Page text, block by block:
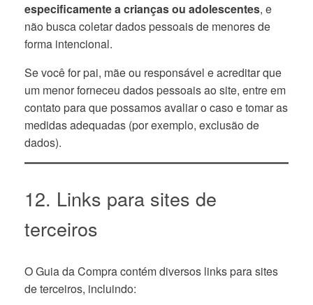
especificamente a crianças ou adolescentes, e
não busca coletar dados pessoais de menores de
forma intencional.
Se você for pai, mãe ou responsável e acreditar que
um menor forneceu dados pessoais ao site, entre em
contato para que possamos avaliar o caso e tomar as
medidas adequadas (por exemplo, exclusão de
dados).
12. Links para sites de
terceiros
O Guia da Compra contém diversos links para sites
de terceiros, incluindo: